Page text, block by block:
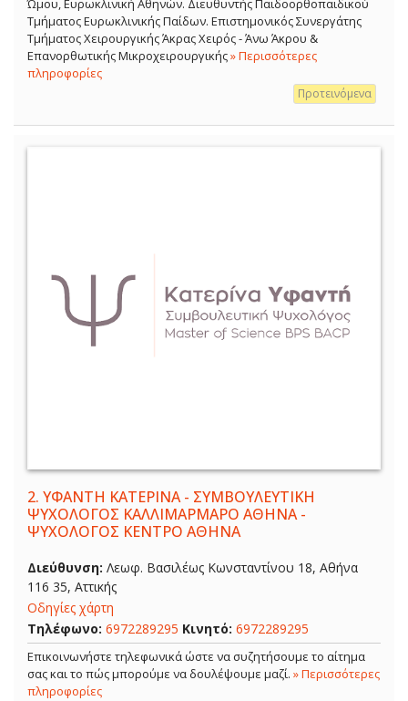
Ώμου, Ευρωκλινική Αθηνών. Διευθυντής Παιδοορθοπαιδικού
Τμήματος Ευρωκλινικής Παίδων. Επιστημονικός Συνεργάτης
Τμήματος Χειρουργικής Άκρας Χειρός - Άνω Άκρου &
Επανορθωτικής Μικροχειρουργικής» Περισσότερες
πληροφορίες
Προτεινόμενα
2. ΥΦΑΝΤΗ ΚΑΤΕΡΙΝΑ - ΣΥΜΒΟΥΛΕΥΤΙΚΗ
ΨΥΧΟΛΟΓΟΣ ΚΑΛΛΙΜΑΡΜΑΡΟ ΑΘΗΝΑ -
ΨΥΧΟΛΟΓΟΣ ΚΕΝΤΡΟ ΑΘΗΝΑ
Διεύθυνση: Λεωφ. Βασιλέως Κωνσταντίνου 18, Αθήνα
116 35, Αττικής
Οδηγίες χάρτη
Τηλέφωνο: 6972289295 Κινητό: 6972289295
Επικοινωνήστε τηλεφωνικά ώστε να συζητήσουμε το αίτημα
σας και το πώς μπορούμε να δουλέψουμε μαζί. » Περισσότερες
πληροφορίες